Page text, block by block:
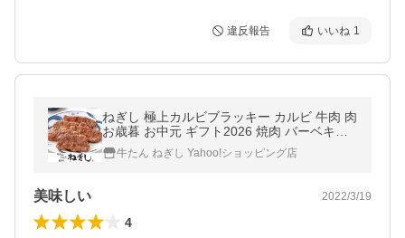
違反報告 いいね 1
ねぎし 極上カルビブラッキー カルビ 牛肉 肉
お歳暮 お中元 ギフト2026 焼肉 バーベキュ
ー ご褒美 熟成肉 お年賀 父の日 母の日 お取
り寄せグルメ 希少部位
牛たん ねぎし Yahoo!ショッピング店
美味しい 2022/3/19
4